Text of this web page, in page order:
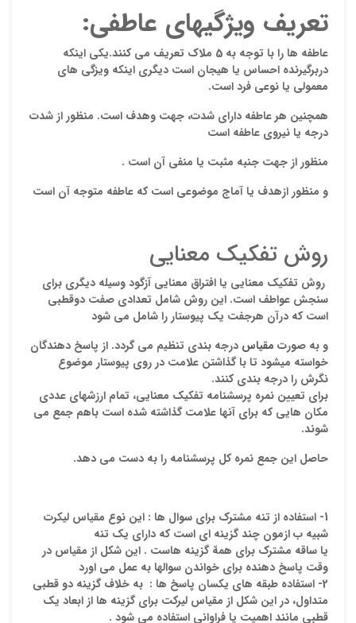
تعریف ویژگیهای عاطفی:
عاطفه ها را با توجه به 5 ملاک تعریف می کنند.یکی اینکه
دربرگیرنده احساس یا هیجان است دیگری اینکه ویزگی های
معمولی یا نوعی فرد است.
همچنین هر عاطفه دارای شدت، جهت وهدف است. منظور از شدت
درجه یا نیروی عاطفه است
منظور از جهت جنبه مثبت یا منفی آن است .
و منظور ازهدف یا آماج موضوعی است که عاطفه متوجه آن است
روش تفکیک معنایی
روش تفکیک معنایی یا افتراق معنایی آزگود وسیله دیگری برای
سنجش عواطف است. این روش شامل تعدادی صفت دوقطبی
است که درآن هرجفت یک پیوستار را شامل می شود
و به صورت مقیاس درجه بندی تنظیم می گردد. از پاسخ دهندگان
خواسته میشود تا با گذاشتن علامت در روی پیوستار موضوع
نگرش را درجه بندی کنند.
برای تعیین نمره پرسشنامه تفکیک معنایی، تمام ارزشهای عددی
مکان هایی که برای آنها علامت گذاشته شده است باهم جمع می
شوند.
حاصل این جمع نمره کل پرسشنامه را به دست می دهد.
1- استفاده از تنه مشترک برای سوال ها :
این نوع مقیاس لیکرت
شبیه ب ازمون چند گزینه ای است که دارای یک تنه
یا ساقه مشترک برای همهّ گزینه هاست . این شکل از مقیاس در
وقت پاسخ دهنده برای خواندن سوالها به عمل می اورد
2- استفاده طبقه های یکسان پاسخ ها :
به خلاف گزینه دو قطبی
متداول، در این شکل از مقیاس لیرکت برای گزینه ها از ابعاد یک
قطبی مانند اهمیت یا فراوانی استفاده می شود .